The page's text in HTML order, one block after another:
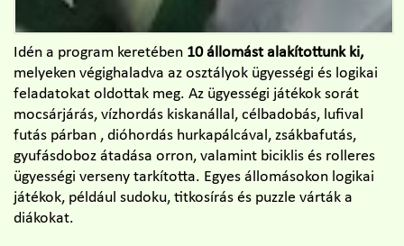
Idén a program keretében 10 állomást alakítottunk ki,
melyeken végighaladva az osztályok ügyességi és logikai
feladatokat oldottak meg. Az ügyességi játékok sorát
mocsárjárás, vízhordás kiskanállal, célbadobás, lufival
futás párban , dióhordás hurkapálcával, zsákbafutás,
gyufásdoboz átadása orron, valamint biciklis és rolleres
ügyességi verseny tarkította. Egyes állomásokon logikai
játékok, például sudoku, titkosírás és puzzle várták a
diákokat.